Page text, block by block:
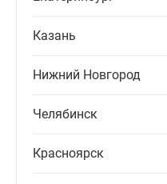
Казань
Нижний Новгород
Челябинск
Красноярск